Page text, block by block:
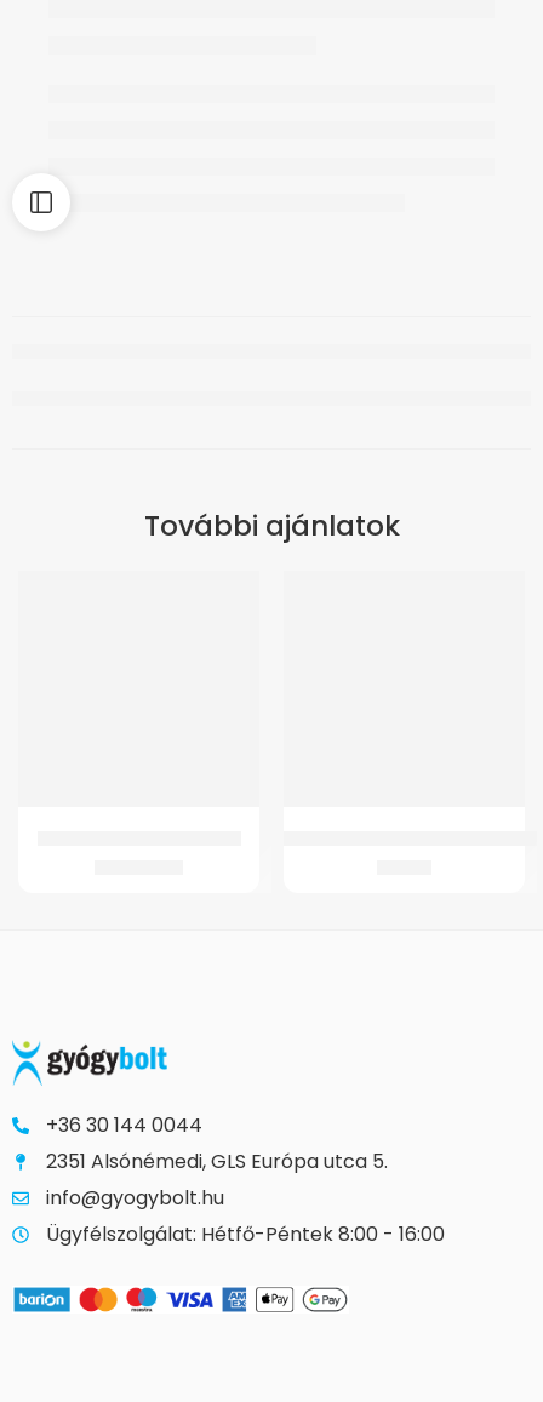
További ajánlatok
+36 30 144 0044
2351 Alsónémedi, GLS Európa utca 5.
info@gyogybolt.hu
Ügyfélszolgálat: Hétfő-Péntek 8:00 - 16:00